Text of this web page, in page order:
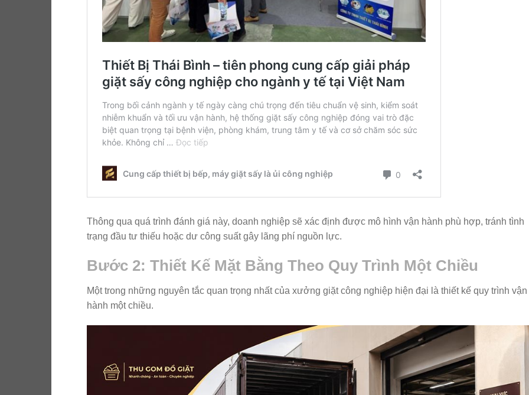
Thông qua quá trình đánh giá này, doanh nghiệp sẽ xác định được mô hình vận hành phù hợp, tránh tình
trạng đầu tư thiếu hoặc dư công suất gây lãng phí nguồn lực.
Bước 2: Thiết Kế Mặt Bằng Theo Quy Trình Một Chiều
Một trong những nguyên tắc quan trọng nhất của xưởng giặt công nghiệp hiện đại là thiết kế quy trình vận
hành một chiều.